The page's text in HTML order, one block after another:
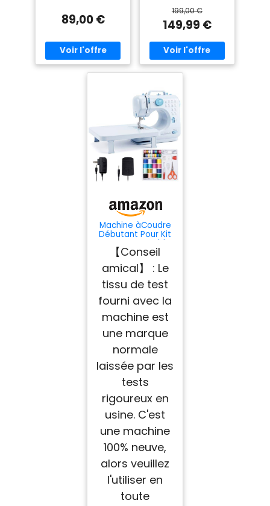
89,00 €
199,00 €
149,99 €
Machine àCoudre
Débutant Pour Kit
Couture Portable
Mini Machine
Portable Machine a
Coudre avec Table
et Pédales Pour
Adulte et Enfant
de 8 à 12 ans 12
Points intégrés
Sewing Machine
【Conseil
amical】 : Le
tissu de test
fourni avec la
machine est
une marque
normale
laissée par les
tests
rigoureux en
usine. C'est
une machine
100% neuve,
alors veuillez
l'utiliser en
toute